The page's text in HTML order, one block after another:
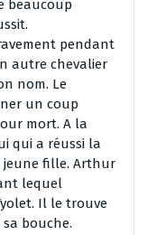
beaucoup
pendant
autre chevalier
nom. Le
un coup
mort. A la
qui a réussi la
jeune fille. Arthur
lequel
Il le trouve
bouche.